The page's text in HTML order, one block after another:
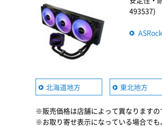
493537)
北海道地方 東北地方
※販売価格は店舗によって異なりますの
※お取り寄せ表示になっている場合で